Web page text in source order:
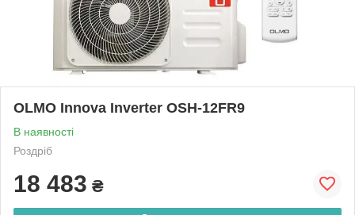
OLMO Innova Inverter OSH-12FR9
В наявності
Роздріб
18 483 ₴